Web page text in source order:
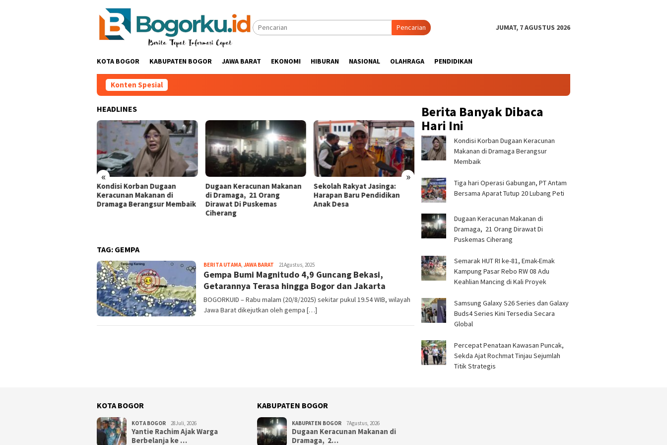
Pencarian JUMAT, 7 AGUSTUS 2026
KOTA BOGOR KABUPATEN BOGOR JAWA BARAT EKONOMI HIBURAN NASIONAL OLAHRAGA PENDIDIKAN
Konten Spesial
HEADLINES
« »
‎Kondisi Korban Dugaan
Keracunan Makanan di
Dramaga Berangsur Membaik
‎Dugaan Keracunan Makanan
di Dramaga, 21 Orang
Dirawat Di Puskemas
Ciherang ‎
Sekolah Rakyat Jasinga:
Harapan Baru Pendidikan
Anak Desa ‎
Tinjau Sekolah Rakyat
Jasinga, Wabup Jaro Ade:
Penerimaan Siswa Dijemput
Langsung, Prioritas Keluarga
Kurang Mampu
Perkuat Identitas Budaya
Sunda, Pemkab Bogor
TAG: GEMPA
BERITA UTAMA, JAWA BARAT Redaksi
Bogorku
21Agustus, 2025
Gempa Bumi Magnitudo 4,9 Guncang Bekasi,
Getarannya Terasa hingga Bogor dan Jakarta
BOGORKUID – Rabu malam (20/8/2025) sekitar pukul 19.54 WIB, wilayah
Jawa Barat dikejutkan oleh gempa […]
Berita Banyak Dibaca
Hari Ini
‎Kondisi Korban Dugaan Keracunan
Makanan di Dramaga Berangsur
Membaik ‎
Tiga hari Operasi Gabungan, PT Antam
Bersama Aparat Tutup 20 Lubang Peti
‎Dugaan Keracunan Makanan di
Dramaga, 21 Orang Dirawat Di
Puskemas Ciherang ‎
Semarak HUT RI ke-81, Emak-Emak
Kampung Pasar Rebo RW 08 Adu
Keahlian Mancing di Kali Proyek ‎
Samsung Galaxy S26 Series dan Galaxy
Buds4 Series Kini Tersedia Secara
Global
‎Percepat Penataan Kawasan Puncak,
Sekda Ajat Rochmat Tinjau Sejumlah
Titik Strategis ‎
KOTA BOGOR
KOTA BOGOR 28Juli, 2026
‎Yantie Rachim Ajak Warga
Berbelanja ke …
KABUPATEN BOGOR
KABUPATEN BOGOR 7Agustus, 2026
‎Dugaan Keracunan Makanan di
Dramaga, 2…